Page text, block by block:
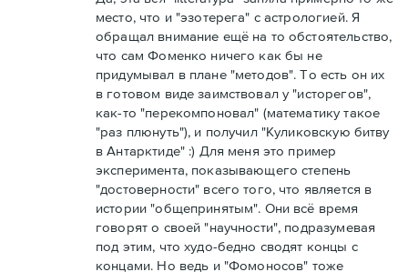
место, что и "эзотерега" с астрологией. Я
обращал внимание ещё на то обстоятельство,
что сам Фоменко ничего как бы не
придумывал в плане "методов". То есть он их
в готовом виде заимствовал у "исторегов",
как-то "перекомпоновал" (математику такое
"раз плюнуть"), и получил "Куликовскую битву
в Антарктиде" :) Для меня это пример
эксперимента, показывающего степень
"достоверности" всего того, что является в
истории "общепринятым". Они всё время
говорят о своей "научности", подразумевая
под этим, что худо-бедно сводят концы с
концами. Но ведь и "Фомоносов" тоже